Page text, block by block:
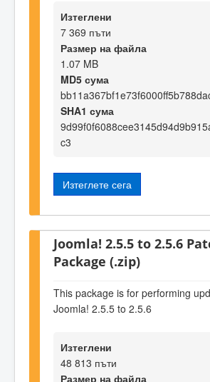
Изтеглени
7 369 пъти
Размер на файла
1.07 MB
MD5 сума
SHA1 сума
c3
Изтеглете сега
Joomla! 2.5.5 to 2.5.6
Package (.zip)
This package is for performing
Joomla! 2.5.5 to 2.5.6
Изтеглени
48 813 пъти
Размер на файла